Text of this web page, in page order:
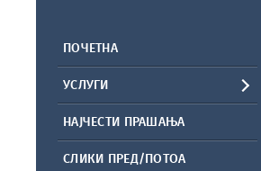
ПОЧЕТНА
УСЛУГИ
НАЈЧЕСТИ ПРАШАЊА
СЛИКИ ПРЕД/ПОТОА